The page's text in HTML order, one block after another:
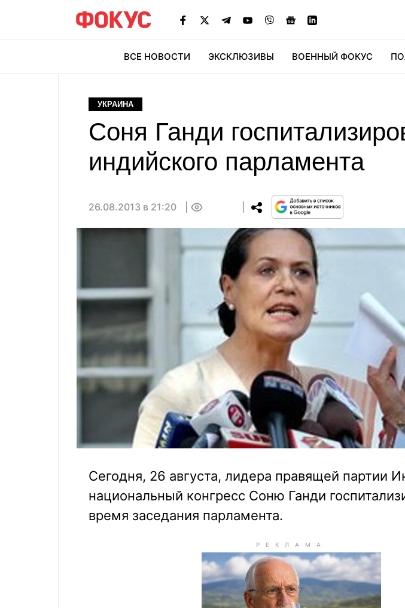
ВСЕ НОВОСТИ ЭКСКЛЮЗИВЫ ВОЕННЫЙ ФОКУС
УКРАИНА
Соня Ганди
индийского парламента
26.08.2013 в 21:20
Сегодня, 26 августа, лидера правящей партии
национальный конгресс Соню Ганди
время заседания парламента.